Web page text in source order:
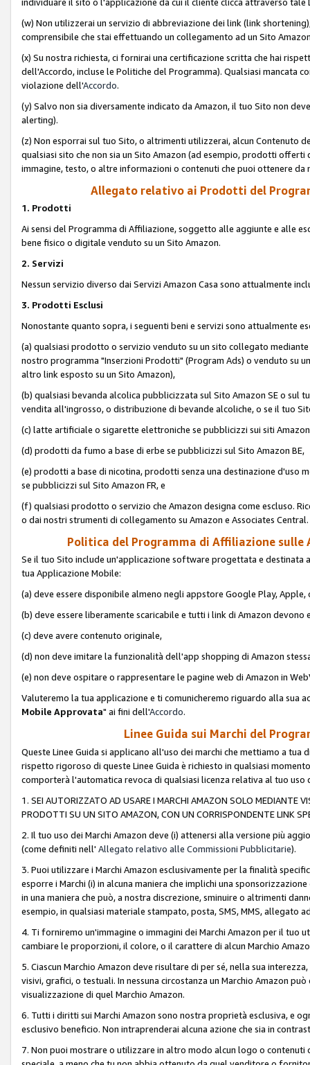
(w) Non utilizzerai un servizio di abbreviazione dei link (link
comprensibile che stai effettuando un collegamento ad un Sito
(x) Su nostra richiesta, ci fornirai una certificazione scritta che hai
dell'Accordo, incluse le Politiche del Programma). Qualsiasi mancata
violazione dell'Accordo.
(y) Salvo non sia diversamente indicato da Amazon, il tuo Sito non
alerting).
(z) Non esporrai sul tuo Sito, o altrimenti utilizzerai, alcun Contenuto
qualsiasi sito che non sia un Sito Amazon (ad esempio, prodotti
immagine, testo, o altre informazioni o contenuti che puoi ottenere da
Allegato relativo ai Prodotti del
1. Prodotti
Ai sensi del Programma di Affiliazione, soggetto alle aggiunte e alle
bene fisico o digitale venduto su un Sito Amazon.
2. Servizi
Nessun servizio diverso dai Servizi Amazon Casa sono attualmente
3. Prodotti Esclusi
Nonostante quanto sopra, i seguenti beni e servizi sono attualmente
(a) qualsiasi prodotto o servizio venduto su un sito collegato
nostro programma "Inserzioni Prodotti" (Program Ads) o venduto su
altro link esposto su un Sito Amazon),
(b) qualsiasi bevanda alcolica pubblicizzata sul Sito Amazon SE o sul
vendita all'ingrosso, o distribuzione di bevande alcoliche, o se il tuo
(c) latte artificiale o sigarette elettroniche se pubblicizzi sui siti Amazon
(d) prodotti da fumo a base di erbe se pubblicizzi sul Sito Amazon BE,
(e) prodotti a base di nicotina, prodotti senza una destinazione d'uso
se pubblicizzi sul Sito Amazon FR, e
(f) qualsiasi prodotto o servizio che Amazon designa come escluso.
o dai nostri strumenti di collegamento su Amazon e Associates Central.
Politica del Programma di Affiliazione
Se il tuo Sito include un'applicazione software progettata e
tua Applicazione Mobile:
(a) deve essere disponibile almeno negli appstore Google Play, Apple,
(b) deve essere liberamente scaricabile e tutti i link di Amazon devono
(c) deve avere contenuto originale,
(d) non deve imitare la funzionalità dell'app shopping di Amazon
(e) non deve ospitare o rappresentare le pagine web di Amazon in
Valuteremo la tua applicazione e ti comunicheremo riguardo alla sua
Mobile Approvata" ai fini dell'Accordo.
Linee Guida sui Marchi del
Queste Linee Guida si applicano all'uso dei marchi che mettiamo a
rispetto rigoroso di queste Linee Guida è richiesto in qualsiasi
comporterà l'automatica revoca di qualsiasi licenza relativa al tuo uso
1. SEI AUTORIZZATO AD USARE I MARCHI AMAZON SOLO MEDIANTE
PRODOTTI SU UN SITO AMAZON, CON UN CORRISPONDENTE LINK
2. Il tuo uso dei Marchi Amazon deve (i) attenersi alla versione più
(come definiti nell' Allegato relativo alle Commissioni Pubblicitarie).
3. Puoi utilizzare i Marchi Amazon esclusivamente per la finalità
esporre i Marchi (i) in alcuna maniera che implichi una
in una maniera che può, a nostra discrezione, sminuire o altrimenti
esempio, in qualsiasi materiale stampato, posta, SMS, MMS,
4. Ti forniremo un'immagine o immagini dei Marchi Amazon per il tuo
cambiare le proporzioni, il colore, o il carattere di alcun Marchio
5. Ciascun Marchio Amazon deve risultare di per sé, nella sua
visivi, grafici, o testuali. In nessuna circostanza un Marchio Amazon
visualizzazione di quel Marchio Amazon.
6. Tutti i diritti sui Marchi Amazon sono nostra proprietà esclusiva, e
esclusivo beneficio. Non intraprenderai alcuna azione che sia in
7. Non puoi mostrare o utilizzare in altro modo alcun logo o